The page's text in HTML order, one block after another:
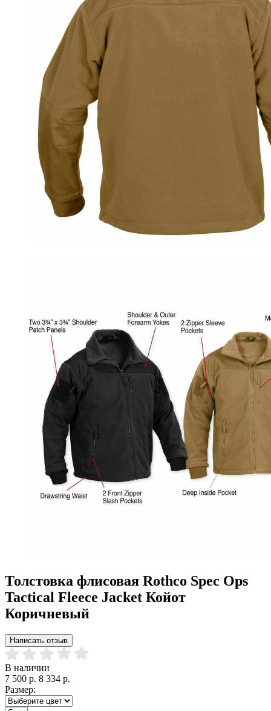
Толстовка флисовая Rothco Spec Ops
Tactical Fleece Jacket Койот
Коричневый
Написать отзыв
В наличии
7 500 р. 8 334 р.
Размер: